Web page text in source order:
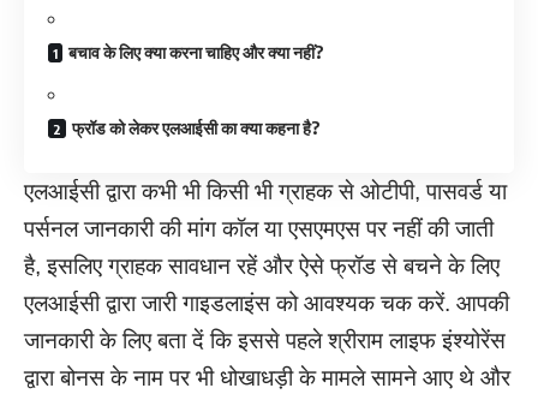
बचाव के लिए क्या करना चाहिए और क्या नहीं?
फ्रॉड को लेकर एलआईसी का क्या कहना है?
एलआईसी द्वारा कभी भी किसी भी ग्राहक से ओटीपी, पासवर्ड या
पर्सनल जानकारी की मांग कॉल या एसएमएस पर नहीं की जाती
है, इसलिए ग्राहक सावधान रहें और ऐसे फ्रॉड से बचने के लिए
एलआईसी द्वारा जारी गाइडलाइंस को आवश्यक चक करें. आपकी
जानकारी के लिए बता दें कि इससे पहले श्रीराम लाइफ इंश्योरेंस
द्वारा बोनस के नाम पर भी धोखाधड़ी के मामले सामने आए थे और